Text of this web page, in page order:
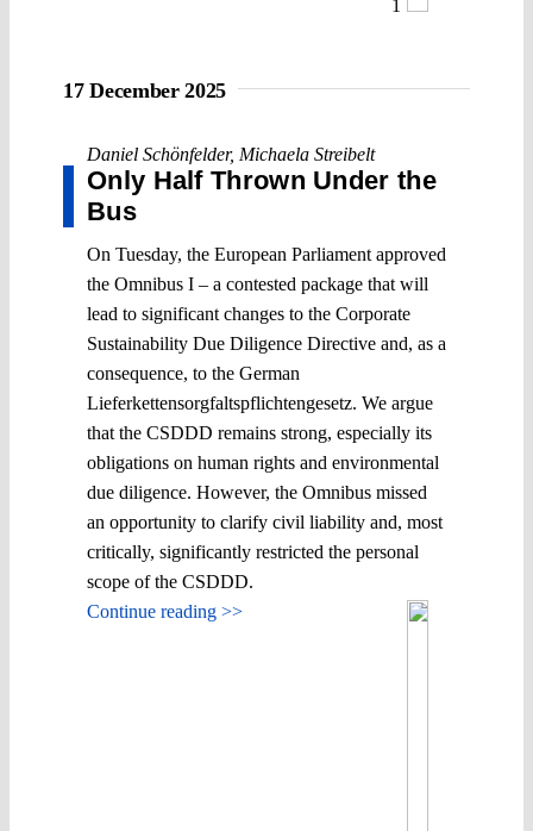
1
17 December 2025
Daniel Schönfelder, Michaela Streibelt
Only Half Thrown Under the
Bus
On Tuesday, the European Parliament approved
the Omnibus I – a contested package that will
lead to significant changes to the Corporate
Sustainability Due Diligence Directive and, as a
consequence, to the German
Lieferkettensorgfaltspflichtengesetz. We argue
that the CSDDD remains strong, especially its
obligations on human rights and environmental
due diligence. However, the Omnibus missed
an opportunity to clarify civil liability and, most
critically, significantly restricted the personal
scope of the CSDDD.
Continue reading >>